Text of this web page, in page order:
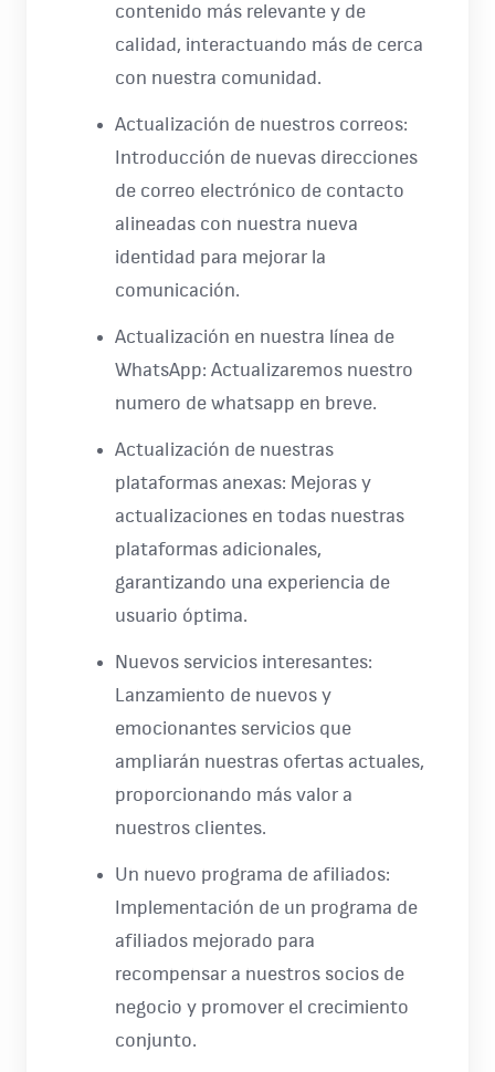
contenido más relevante y de
calidad, interactuando más de cerca
con nuestra comunidad.
Actualización de nuestros correos:
Introducción de nuevas direcciones
de correo electrónico de contacto
alineadas con nuestra nueva
identidad para mejorar la
comunicación.
Actualización en nuestra línea de
WhatsApp: Actualizaremos nuestro
numero de whatsapp en breve.
Actualización de nuestras
plataformas anexas: Mejoras y
actualizaciones en todas nuestras
plataformas adicionales,
garantizando una experiencia de
usuario óptima.
Nuevos servicios interesantes:
Lanzamiento de nuevos y
emocionantes servicios que
ampliarán nuestras ofertas actuales,
proporcionando más valor a
nuestros clientes.
Un nuevo programa de afiliados:
Implementación de un programa de
afiliados mejorado para
recompensar a nuestros socios de
negocio y promover el crecimiento
conjunto.